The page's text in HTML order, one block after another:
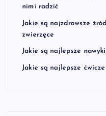
nimi radzić
Jakie są najzdrowsze
zwierzęce
Jakie są najlepsze
Jakie są najlepsze